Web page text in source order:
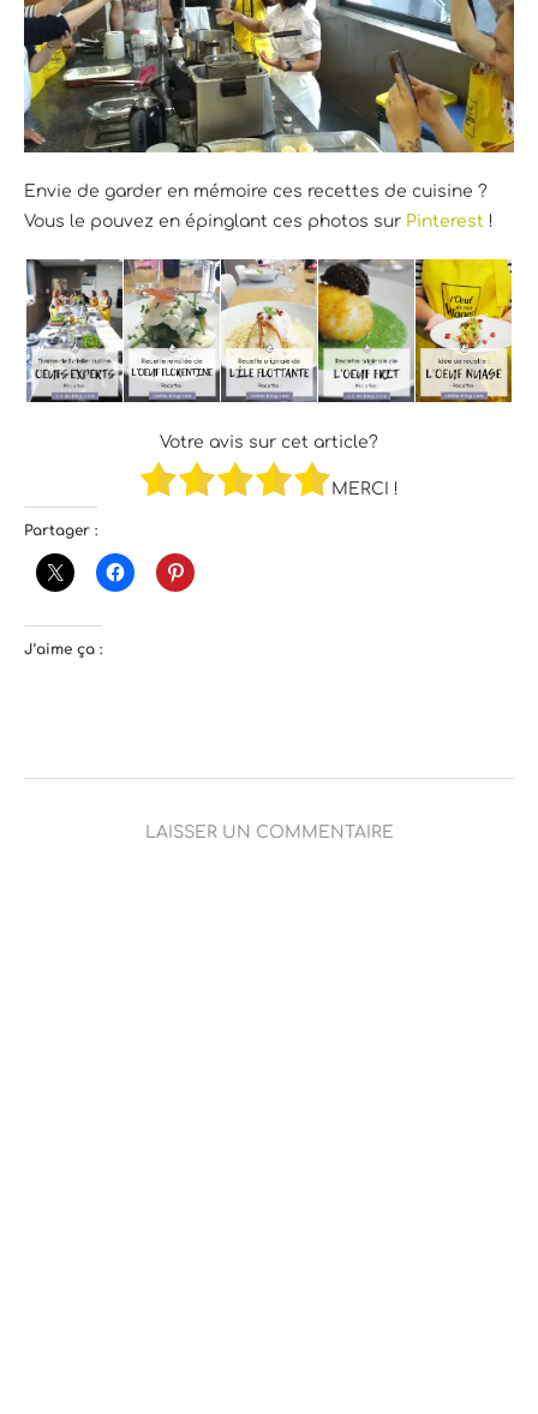
Envie de garder en mémoire ces recettes de cuisine ?
Vous le pouvez en épinglant ces photos sur Pinterest !
Votre avis sur cet article?
MERCI !
Partager :
J’aime ça :
LAISSER UN COMMENTAIRE